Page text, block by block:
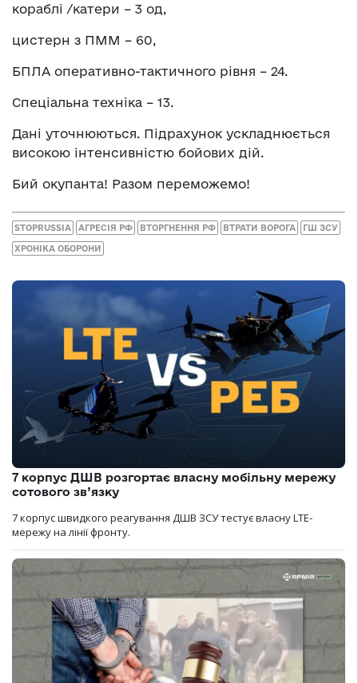
кораблі /катери – 3 од,
цистерн з ПММ – 60,
БПЛА оперативно-тактичного рівня – 24.
Спеціальна техніка – 13.
Дані уточнюються. Підрахунок ускладнюється
високою інтенсивністю бойових дій.
Бий окупанта! Разом переможемо!
STOPRUSSIA АГРЕСІЯ РФ ВТОРГНЕННЯ РФ ВТРАТИ ВОРОГА ГШ ЗСУ
ХРОНІКА ОБОРОНИ
7 корпус ДШВ розгортає власну мобільну мережу
сотового зв’язку
7 корпус швидкого реагування ДШВ ЗСУ тестує власну LTE-
мережу на лінії фронту.